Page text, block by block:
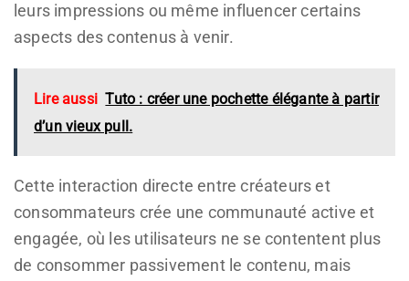
leurs impressions ou même influencer certains
aspects des contenus à venir.
Lire aussi Tuto : créer une pochette élégante à partir
d’un vieux pull.
Cette interaction directe entre créateurs et
consommateurs crée une communauté active et
engagée, où les utilisateurs ne se contentent plus
de consommer passivement le contenu, mais